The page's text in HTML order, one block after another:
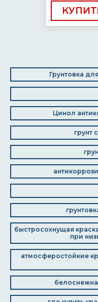
Грунтовка
Цинол
грунт
быстросохнущая
при
атмосферостойкие